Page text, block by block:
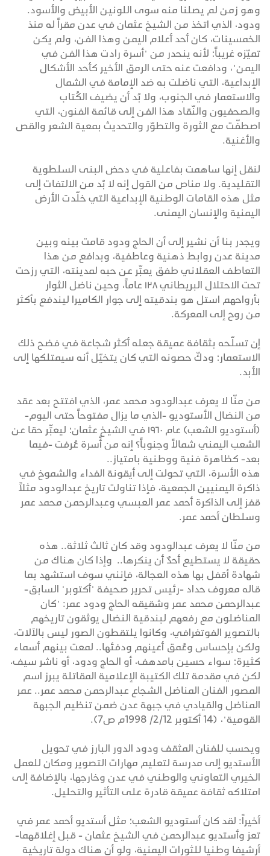
وهو زمن لم يصلنا منه سوى اللونين الأبيض والأسود.
ودود، الذي اتخذ من الشيخ عثمان في عدن مقراً له منذ
الخمسينات، كان أحد أعلام اليمن وهذا الفن، ولم يكن
تميّزه غريباً؛ لأنه ينحدر من "أسرة رادت هذا الفن في
اليمن"، ودافعت عنه حتى الرمق الأخير كأحد الأشكال
الإبداعية، التي ناضلت به ضد الإمامة في الشمال
والاستعمار في الجنوب، ولا بُد أن يضيف الكُتاب
والصحفيون والنّقاد هذا الفن إلى قائمة الفنون، التي
اصطفّت مع الثورة والتطوّر والتحديث بمعية الشعر والقص
والأغنية.
لنقل إنها ساهمت بفاعلية في دحض البنى السلطوية
التقليدية. ولا مناص من القول إنه لا بُد من الالتفات إلى
مثل هذه القامات الوطنية الإبداعية التي خلّدت الأرض
اليمنية والإنسان اليمنى.
ويجدر بنا أن نشير إلى أن الحاج ودود قامت بينه وبين
مدينة عدن روابط ذهنية وعاطفية، وبدافع من هذا
التعاطف العقلاني طفق يعبِّر عن حبه لمدينته، التي رزحت
تحت الاحتلال البريطاني ١٢٨ عاماً، وحين ناضل الثوار
بأرواحهم استل هو بندقيته إلى جوار الكاميرا ليندفع بأكثر
من روح إلى المعركة.
إن تسلّحه بثقافة عميقة جعله أكثر شجاعة في فضح ذلك
الاستعمار؛ ودكّ حصونه التي كان يتخيّل أنه سيمتلكها إلى
الأبد.
من منّا لا يعرف عبدالودود محمد عمر، الذي افتتح بعد عقد
من النضال الأستوديو -الذي ما يزال مفتوحاً حتى اليوم-
(أستوديو الشعب) عام ١٩٦٠ في الشيخ عثمان؛ ليعبِّر حقا عن
الشعب اليمني شمالاً وجنوباً؟ إنه من أُسرة عُرفت -فيما
بعد- كظاهرة فنية ووطنية بامتياز..
هذه الأسرة، التي تحولت إلى أيقونة الفداء والشموخ في
ذاكرة اليمنيين الجمعية، فإذا تناولت تاريخ عبدالودود مثلاً
قفز إلى الذاكرة أحمد عمر العبسي وعبدالرحمن محمد عمر
وسلطان أحمد عمر.
من منّا لا يعرف عبدالودود وقد كان ثالث ثلاثة.. هذه
حقيقة لا يستطيع أحدٌ أن ينكرها.. وإذا كان هناك من
شهادة أقفل بها هذه العجالة، فإنني سوف استشهد بما
قاله معروف حداد -رئيس تحرير صحيفة "أكتوبر" السابق-
عبدالرحمن محمد عمر وشقيقه الحاج ودود عمر: "كان
المناضلون مع رفعهم لبندقية النضال يوثقون تاريخهم
بالتصوير الفوتغرافي، وكانوا يلتقطون الصور ليس بالآلات،
ولكن بإحساس وعُمق أعينهم ودفئها.. لمعت بينهم أسماء
كثيرة؛ سواء حسين بامدهف، أو الحاج ودود، أو ناشر سيف،
لكن في مقدمة تلك الكتيبة الإعلامية المقاتلة يبرز اسم
المصور الفنان المناضل الشجاع عبدالرحمن محمد عمر.. عمر
المناضل والقيادي في جبهة عدن ضمن تنظيم الجبهة
القومية"، (14 أكتوبر 2/12/ 1998م ص7).
ويحسب للفنان المثقف ودود الدور البارز في تحويل
الأستديو إلى مدرسة لتعليم مهارات التصوير ومكان للعمل
الخيري التعاوني والوطني في عدن وخارجها، بالإضافة إلى
امتلاكه ثقافة عميقة قادرة على التأثير والتحليل.
أخيراً: لقد كان أستوديو الشعب؛ مثل أستديو أحمد عمر في
تعز وأستديو عبدالرحمن في الشيخ عثمان - قبل إغلاقهما-
أرشيفا وطنيا للثورات اليمنية، ولو أن هناك دولة تاريخية